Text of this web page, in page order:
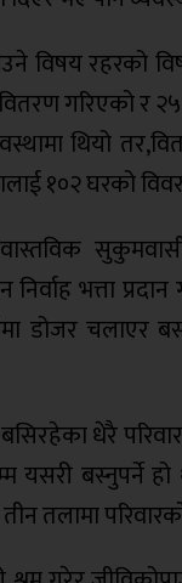
विषय रहरको
गरिएको र
थियो
१०२ घरको
निर्वाह भत्ता
डोजर चलाएर
बसिरहेका धेरै
यसरी बस्नुपर्ने
तलामा